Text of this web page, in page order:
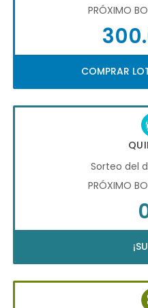
PRÓXIMO
COMPRAR
Sorteo del
PRÓXIMO